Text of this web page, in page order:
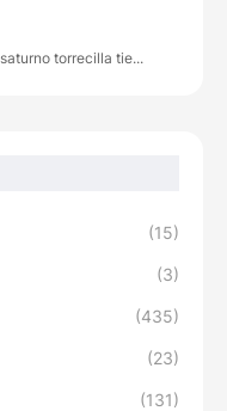
torrecilla tie...
(15)
(3)
(435)
(23)
(131)